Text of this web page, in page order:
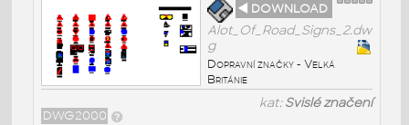
◄ DOWNLOAD
Alot_Of_Road_Signs_2.dw
g
Dopravní značky - Velká
Británie
kat:Svislé značení
DWG2000